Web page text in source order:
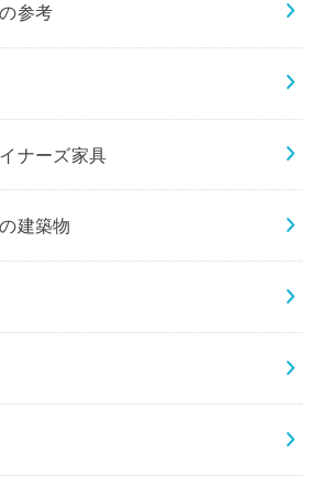
参考
ナーズ家具
建築物